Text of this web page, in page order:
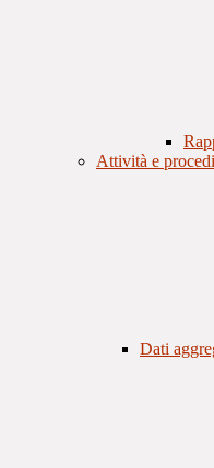
Attività e
Dati